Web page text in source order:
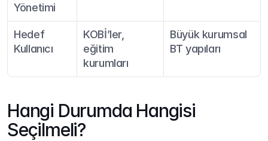
Yönetimi
Hedef
Kullanıcı
KOBİ’ler,
eğitim
kurumları
Büyük kurumsal
BT yapıları
Hangi Durumda Hangisi
Seçilmeli?